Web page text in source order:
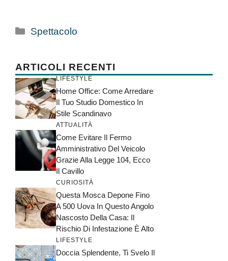
Categorie
Spettacolo
ARTICOLI RECENTI
LIFESTYLE
Home Office: Come Arredare
Il Tuo Studio Domestico In
Stile Scandinavo
ATTUALITÀ
Come Evitare Il Fermo
Amministrativo Del Veicolo
Grazie Alla Legge 104, Ecco
Il Cavillo
CURIOSITÀ
Questa Mosca Depone Fino
A 500 Uova In Questo Angolo
Nascosto Della Casa: Il
Rischio Di Infestazione È Alto
LIFESTYLE
Doccia Splendente, Ti Svelo Il